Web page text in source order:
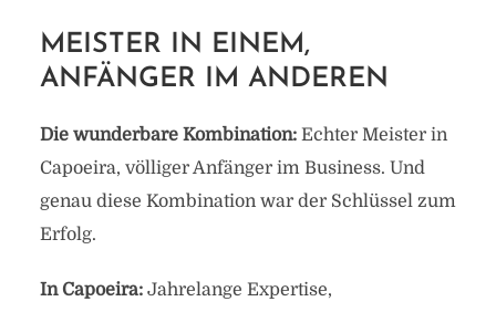
MEISTER IN EINEM,
ANFÄNGER IM ANDEREN
Die wunderbare Kombination:Echter Meister in
Capoeira, völliger Anfänger im Business. Und
genau diese Kombination war der Schlüssel zum
Erfolg.
In Capoeira:Jahrelange Expertise,